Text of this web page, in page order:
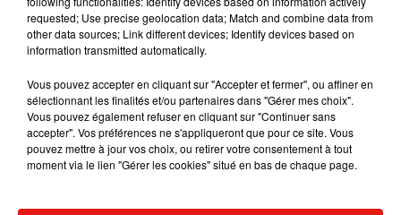
7 août 2026
Tayc et Didi B dévoilent le single le plus
Angèle et Amélie Lens dévoilent leur
requested; Use precise geolocation data; Match and combine data from
other data sources; Link different devices; Identify devices based on
information transmitted automatically.
Vous pouvez accepter en cliquant sur "Accepter et fermer", ou affiner en
sélectionnant les finalités et/ou partenaires dans "Gérer mes choix".
Vous pouvez également refuser en cliquant sur "Continuer sans
accepter". Vos préférences ne s'appliqueront que pour ce site. Vous
pouvez mettre à jour vos choix, ou retirer votre consentement à tout
moment via le lien "Gérer les cookies" situé en bas de chaque page.